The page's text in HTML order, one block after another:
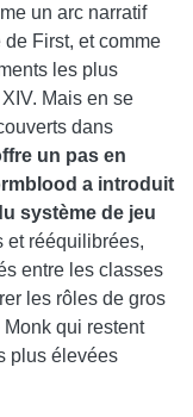
un arc narratif
First, et comme
les plus
Mais en se
dans
un pas en
a introduit
système de jeu
et rééquilibrées,
entre les classes
les rôles de gros
qui restent
plus élevées